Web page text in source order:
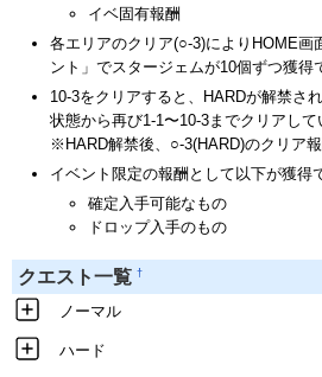
イベ固有報酬
各エリアのクリア(○-3)によりHOME画
ント」でスタージェムが10個ずつ獲得
10-3をクリアすると、HARDが解禁さ
状態から再び1-1〜10-3までクリアして
※HARD解禁後、○-3(HARD)のクリア
イベント限定の報酬として以下が獲得
確定入手可能なもの
ドロップ入手のもの
クエスト一覧 †
ノーマル
ハード